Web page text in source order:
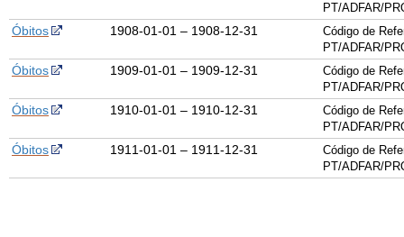
PT/ADFAR/
Óbitos 1908-01-01 – 1908-12-31
Código de
PT/ADFAR/
Óbitos 1909-01-01 – 1909-12-31
Código de
PT/ADFAR/
Óbitos 1910-01-01 – 1910-12-31
Código de
PT/ADFAR/
Óbitos 1911-01-01 – 1911-12-31
Código de
PT/ADFAR/